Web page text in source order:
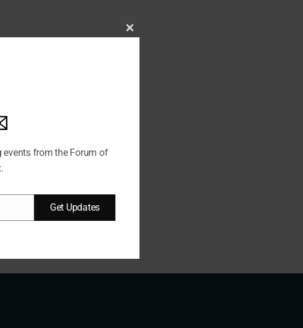
Close
events from the Forum of
Get Updates